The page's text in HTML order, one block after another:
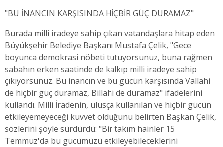
"BU İNANCIN KARŞISINDA HİÇBİR GÜÇ DURAMAZ"
Burada milli iradeye sahip çıkan vatandaşlara hitap eden
Büyükşehir Belediye Başkanı Mustafa Çelik, "Gece
boyunca demokrasi nöbeti tutuyorsunuz, buna rağmen
sabahın erken saatinde de kalkıp milli iradeye sahip
çıkıyorsunuz. Bu inancın ve bu gücün karşısında Vallahi
de hiçbir güç duramaz, Billahi de duramaz" ifadelerini
kullandı. Milli İradenin, ulusça kullanılan ve hiçbir gücün
etkileyemeyeceği kuvvet olduğunu belirten Başkan Çelik,
sözlerini şöyle sürdürdü: "Bir takım hainler 15
Temmuz'da bu gücümüzü etkileyebileceklerini